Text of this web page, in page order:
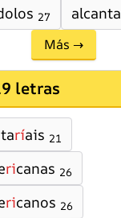
27 alcanta
Más →
letras
ríais 21
ricanas 26
ricanos 26